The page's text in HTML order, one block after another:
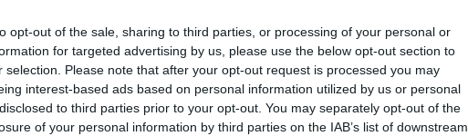
opt-out of the sale, sharing to third parties, or processing of your personal or
for targeted advertising by us, please use the below opt-out section to
selection. Please note that after your opt-out request is processed you may
interest-based ads based on personal information utilized by us or personal
to third parties prior to your opt-out. You may separately opt-out of the
of your personal information by third parties on the IAB’s list of downstream
σεδύο από τα μεγαλύτερα
φέτος, όπου οι